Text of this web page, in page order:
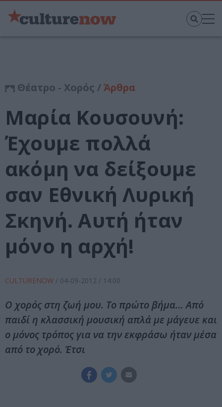
Θέατρο - Χορός /Άρθρα
Μαρία Κουσουνή:
Έχουμε πολλά
ακόμη να δείξουμε
σαν Εθνική Λυρική
Σκηνή. Αυτή ήταν
μόνο η αρχή!
CULTURENOW / 04-09-2012 / 14:00
Ο χορός στη ζωή μου. Το πρώτο βήμα… Από
παιδί η κλασσική μουσική απλά με μάγευε και
ο μόνος τρόπος για να την εκφράσω ήταν μέσα
από το χορό. Έτσι